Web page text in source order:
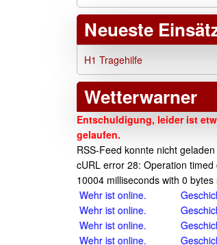
Neueste
H1 Tragehilfe
Wetterwarner
Entschuldigung, leider ist
gelaufen.
RSS-Feed konnte nicht
cURL error 28: Operation timed
10004 milliseconds with 0 bytes
Geschichte der Wehr ist online.
Geschichte der Wehr ist online.
Geschichte der Wehr ist online.
Geschichte der Wehr ist online.